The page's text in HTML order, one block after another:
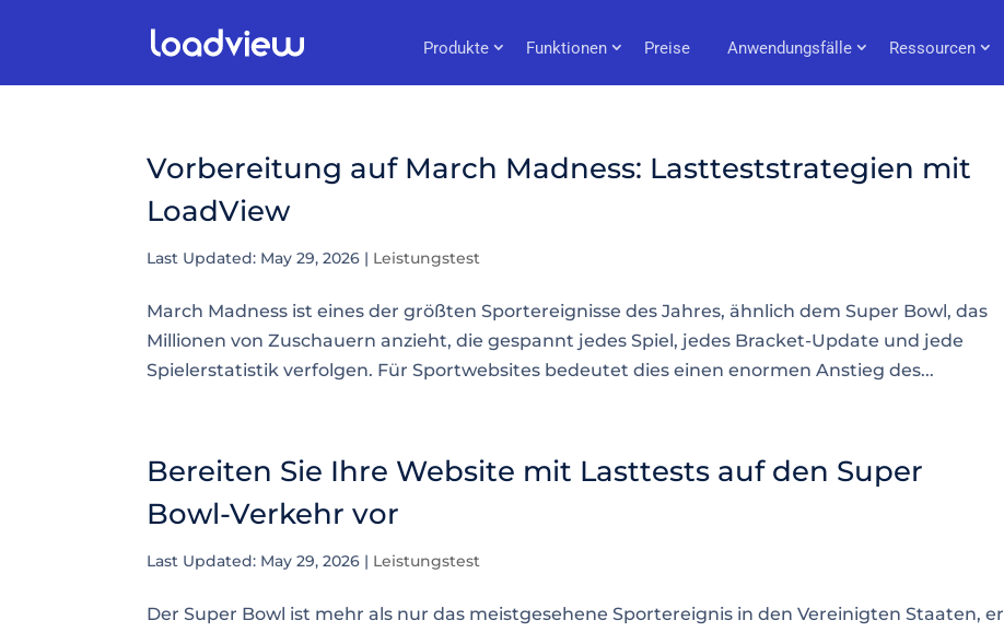
Produkte Funktionen Preise Anwendungsfälle Ressourcen
Vorbereitung auf March Madness: Lastteststrategien mit
LoadView
Last Updated: May 29, 2026 | Leistungstest
March Madness ist eines der größten Sportereignisse des Jahres, ähnlich dem Super Bowl, das
Millionen von Zuschauern anzieht, die gespannt jedes Spiel, jedes Bracket-Update und jede
Spielerstatistik verfolgen. Für Sportwebsites bedeutet dies einen enormen Anstieg des...
Bereiten Sie Ihre Website mit Lasttests auf den Super
Bowl-Verkehr vor
Last Updated: May 29, 2026 | Leistungstest
Der Super Bowl ist mehr als nur das meistgesehene Sportereignis in den Vereinigten Staaten, er